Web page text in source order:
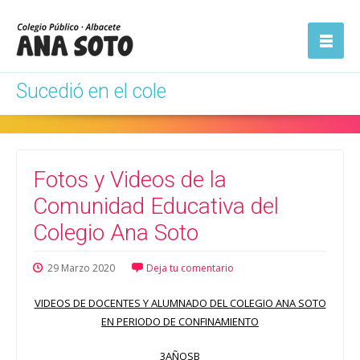
navegación
Sucedió en el cole
Fotos y Videos de la
Comunidad Educativa del
Colegio Ana Soto
29 Marzo 2020 Deja tu comentario
VIDEOS DE DOCENTES Y ALUMNADO DEL COLEGIO ANA SOTO
EN PERIODO DE CONFINAMIENTO
3AÑOSB